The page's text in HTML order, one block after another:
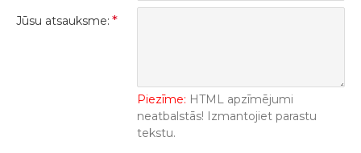
Jūsu atsauksme:
Piezīme: HTML apzīmējumi
neatbalstās! Izmantojiet parastu
tekstu.